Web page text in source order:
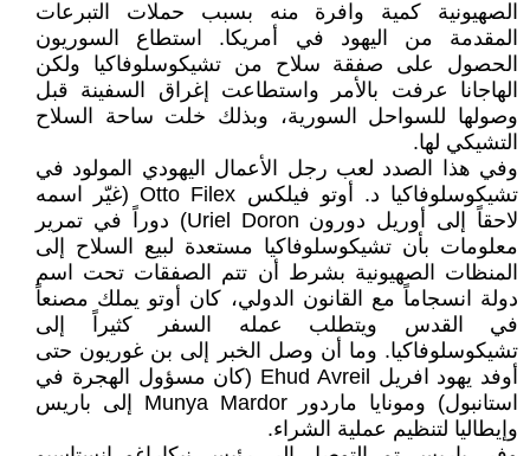
الصهيونية كمية وافرة منه بسبب حملات التبرعات
المقدمة من اليهود في أمريكا. استطاع السوريون
الحصول على صفقة سلاح من تشيكوسلوفاكيا ولكن
الهاجانا عرفت بالأمر واستطاعت إغراق السفينة قبل
وصولها للسواحل السورية، وبذلك خلت ساحة السلاح
التشيكي لها.
وفي هذا الصدد لعب رجل الأعمال اليهودي المولود في
تشيكوسلوفاكيا د. أوتو فيلكس Otto Filex (غيّر اسمه
لاحقاً إلى أوريل دورون Uriel Doron) دوراً في تمرير
معلومات بأن تشيكوسلوفاكيا مستعدة لبيع السلاح إلى
المنظات الصهيونية بشرط أن تتم الصفقات تحت اسم
دولة انسجاماً مع القانون الدولي، كان أوتو يملك مصنعاً
في القدس ويتطلب عمله السفر كثيراً إلى
تشيكوسلوفاكيا. وما أن وصل الخبر إلى بن غوريون حتى
أوفد يهود افريل Ehud Avreil (كان مسؤول الهجرة في
استانبول) ومونايا ماردور Munya Mardor إلى باريس
وإيطاليا لتنظيم عملية الشراء.